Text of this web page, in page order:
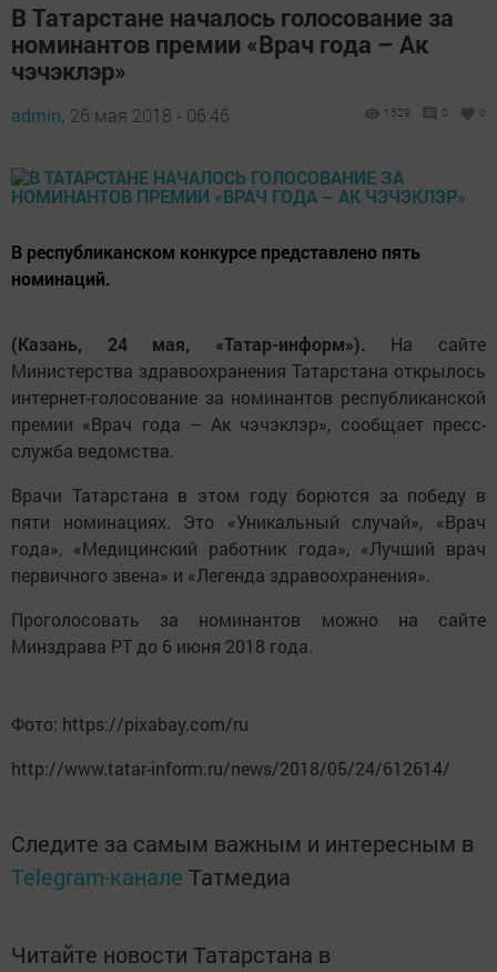
В Татарстане началось голосование за
номинантов премии «Врач года – Ак
чэчэклэр»
admin, 26 мая 2018 - 06:46 1529 0 0
В республиканском конкурсе представлено пять
номинаций.
(Казань, 24 мая, «Татар-информ»). На сайте
Министерства здравоохранения Татарстана открылось
интернет-голосование за номинантов республиканской
премии «Врач года – Ак чэчэклэр», сообщает пресс-
служба ведомства.
Врачи Татарстана в этом году борются за победу в
пяти номинациях. Это «Уникальный случай», «Врач
года», «Медицинский работник года», «Лучший врач
первичного звена» и «Легенда здравоохранения».
Проголосовать за номинантов можно на сайте
Минздрава РТ до 6 июня 2018 года.
Фото: https://pixabay.com/ru
http://www.tatar-inform.ru/news/2018/05/24/612614/
Следите за самым важным и интересным в
Telegram-канале Татмедиа
Читайте новости Татарстана в